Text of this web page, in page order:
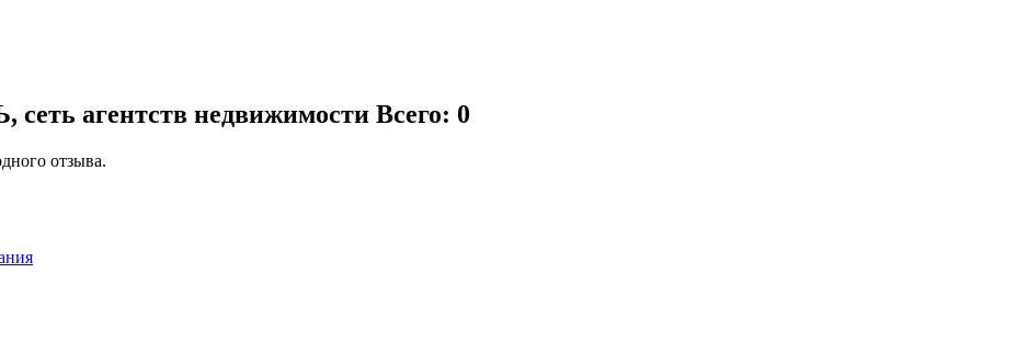
агентств недвижимости Всего: 0
отзыва.